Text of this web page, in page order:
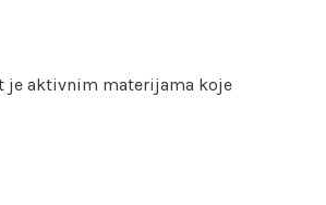
je aktivnim materijama koje